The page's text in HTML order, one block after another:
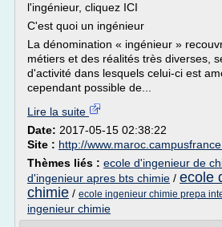
l'ingénieur, cliquez ICI
C'est quoi un ingénieur
La dénomination « ingénieur »
métiers et des réalités très diverses,
d'activité dans lesquels celui-ci est
cependant possible de...
Lire la suite
Date: 2017-05-15 02:38:22
Site : http://
Thèmes liés : ecole d'ingenieur de
d'ingenieur apres bts chimie / ecole
chimie / ecole ingenieur chimie prepa
ingenieur chimie